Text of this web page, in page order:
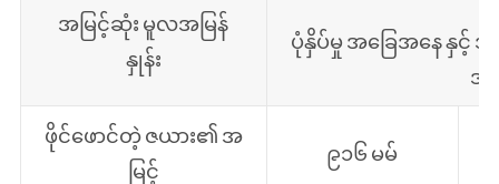
အမြင့်ဆုံး မူလအမြန်
နှုန်း
ပုံနှိပ်မှု အခြေအနေ နှင့် အ
အ
ဖိုင်ဖောင်တဲ့ ဇယား၏ အ
မြင့်
၉၁၆ မမ်